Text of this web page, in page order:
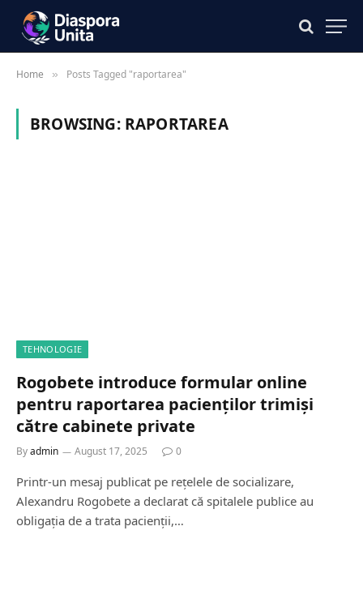
Home » Posts Tagged "raportarea"
BROWSING: RAPORTAREA
TEHNOLOGIE
Rogobete introduce formular online
pentru raportarea pacienților trimiși
către cabinete private
Byadmin August 17, 2025 0
Printr-un mesaj publicat pe rețelele de socializare,
Alexandru Rogobete a declarat că spitalele publice au
obligația de a trata pacienții,…